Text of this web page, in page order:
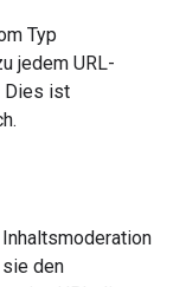
Typ
jedem URL-
Dies ist
den